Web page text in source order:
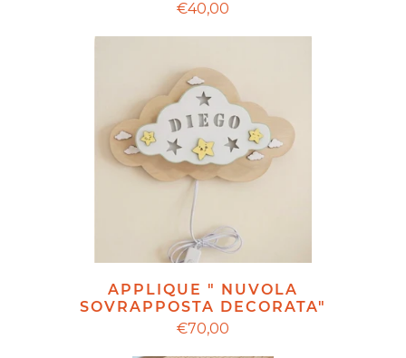
€40,00
APPLIQUE " NUVOLA
SOVRAPPOSTA DECORATA"
€70,00